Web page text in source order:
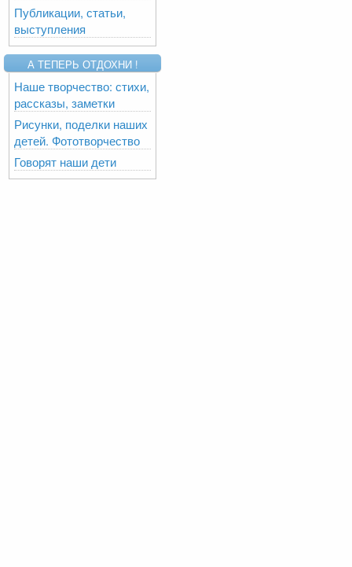
Публикации, статьи,
выступления
А ТЕПЕРЬ ОТДОХНИ !
Наше творчество: стихи,
рассказы, заметки
Рисунки, поделки наших
детей. Фототворчество
Говорят наши дети